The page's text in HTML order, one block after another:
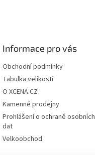
Informace pro vás
Obchodní podmínky
Tabulka velikostí
O XCENA.CZ
Kamenné prodejny
Prohlášení o ochraně osobních
dat
Velkoobchod